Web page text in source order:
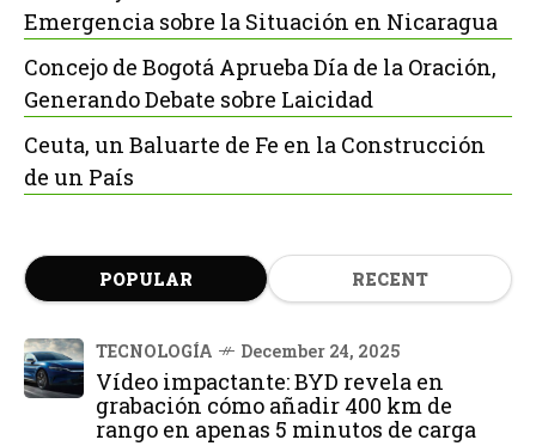
Emergencia sobre la Situación en Nicaragua
Concejo de Bogotá Aprueba Día de la Oración,
Generando Debate sobre Laicidad
Ceuta, un Baluarte de Fe en la Construcción
de un País
POPULAR RECENT
TECNOLOGÍA December 24, 2025
Vídeo impactante: BYD revela en
grabación cómo añadir 400 km de
rango en apenas 5 minutos de carga